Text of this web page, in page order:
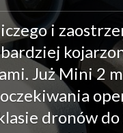
i
Już Mini 2
dronów